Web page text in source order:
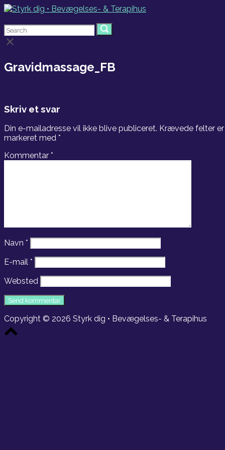
Skip
content
Menu
Search
for:
Search
for:
Search
Close
Gravidmassage_FB
Skriv et svar
Din e-mailadresse vil ikke blive publiceret. Krævede felter er
markeret med *
Kommentar *
Navn *
E-mail *
Websted
Copyright © 2026 Styrk dig • Bevægelses- & Terapihus
Scroll
to